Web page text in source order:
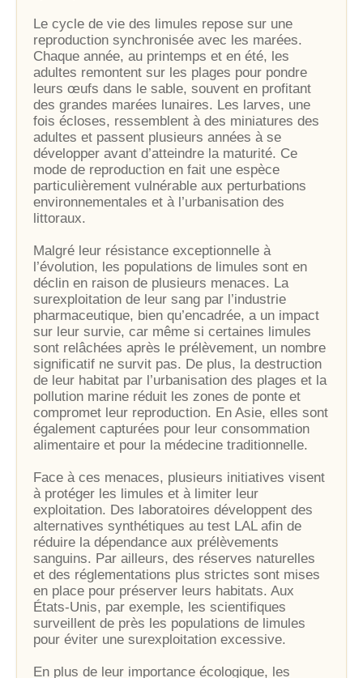
Le cycle de vie des limules repose sur une
reproduction synchronisée avec les marées.
Chaque année, au printemps et en été, les
adultes remontent sur les plages pour pondre
leurs œufs dans le sable, souvent en profitant
des grandes marées lunaires. Les larves, une
fois écloses, ressemblent à des miniatures des
adultes et passent plusieurs années à se
développer avant d’atteindre la maturité. Ce
mode de reproduction en fait une espèce
particulièrement vulnérable aux perturbations
environnementales et à l’urbanisation des
littoraux.
Malgré leur résistance exceptionnelle à
l’évolution, les populations de limules sont en
déclin en raison de plusieurs menaces. La
surexploitation de leur sang par l’industrie
pharmaceutique, bien qu’encadrée, a un impact
sur leur survie, car même si certaines limules
sont relâchées après le prélèvement, un nombre
significatif ne survit pas. De plus, la destruction
de leur habitat par l’urbanisation des plages et la
pollution marine réduit les zones de ponte et
compromet leur reproduction. En Asie, elles sont
également capturées pour leur consommation
alimentaire et pour la médecine traditionnelle.
Face à ces menaces, plusieurs initiatives visent
à protéger les limules et à limiter leur
exploitation. Des laboratoires développent des
alternatives synthétiques au test LAL afin de
réduire la dépendance aux prélèvements
sanguins. Par ailleurs, des réserves naturelles
et des réglementations plus strictes sont mises
en place pour préserver leurs habitats. Aux
États-Unis, par exemple, les scientifiques
surveillent de près les populations de limules
pour éviter une surexploitation excessive.
En plus de leur importance écologique, les